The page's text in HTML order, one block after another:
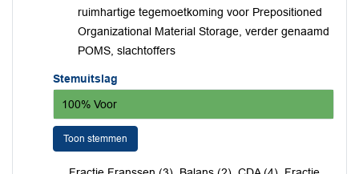
ruimhartige tegemoetkoming voor Prepositioned
Organizational Material Storage, verder genaamd
POMS, slachtoffers
Stemuitslag
100% Voor
Toon stemmen